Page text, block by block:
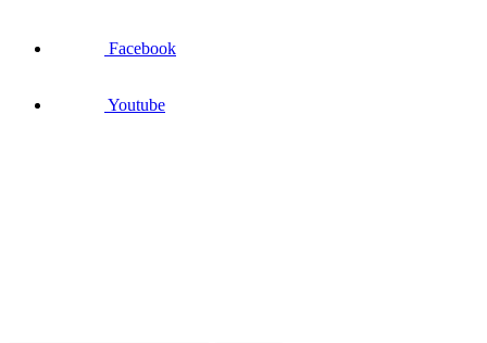
Facebook
Youtube